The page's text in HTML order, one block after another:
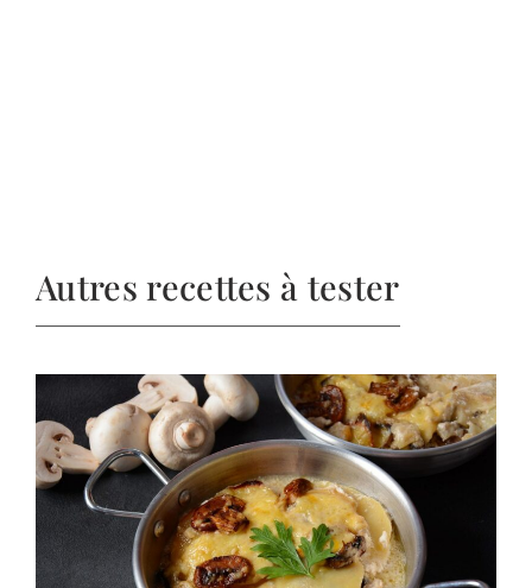
Autres recettes à tester